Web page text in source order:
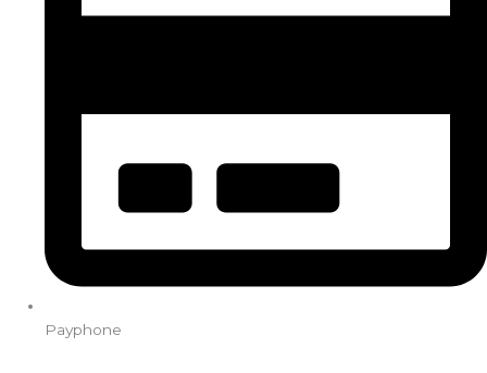
Payphone